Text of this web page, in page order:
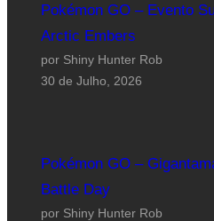
Pokémon GO – Evento
Arctic Embers
por Shiny Hunter Rob
30 de Julho, 2026
Pokémon GO –
Battle Day
por Shiny Hunter Rob